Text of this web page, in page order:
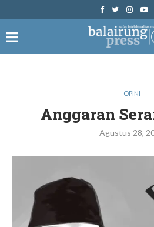
OPINI
Anggaran
Agustus 28,